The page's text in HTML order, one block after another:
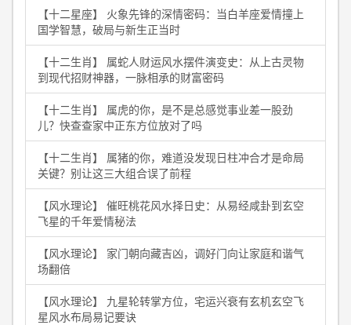
【十二星座】 火象先锋的深情密码：当白羊座爱情撞上
国学智慧，破局与新生正当时
【十二生肖】 属蛇人财运风水摆件演变史：从上古灵物
到现代招财神器，一脉相承的财富密码
【十二生肖】 属虎的你，是不是总感觉事业差一股劲
儿？快查查家中正东方位放对了吗
【十二生肖】 属猪的你，难道没发现日柱冲合才是命局
关键？别让这三大组合误了前程
【风水理论】 催旺桃花风水择日史：从易经咸卦到玄空
飞星的千年爱情秘法
【风水理论】 家门朝向藏吉凶，调好门向让家庭和谐气
场翻倍
【风水理论】 九星轮转掌方位，宅运兴衰有玄机玄空飞
星风水布局易记要诀